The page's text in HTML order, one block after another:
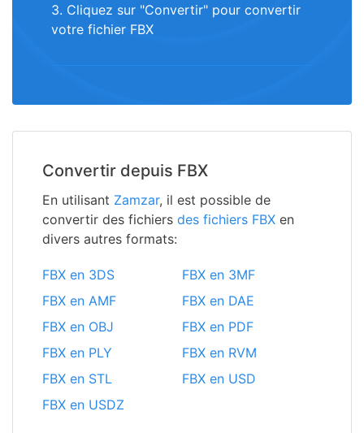
3. Cliquez sur "Convertir" pour convertir
votre fichier FBX
Convertir depuis FBX
En utilisant Zamzar, il est possible de
convertir des fichiers des fichiers FBX en
divers autres formats:
FBX en 3DS
FBX en 3MF
FBX en AMF
FBX en DAE
FBX en OBJ
FBX en PDF
FBX en PLY
FBX en RVM
FBX en STL
FBX en USD
FBX en USDZ